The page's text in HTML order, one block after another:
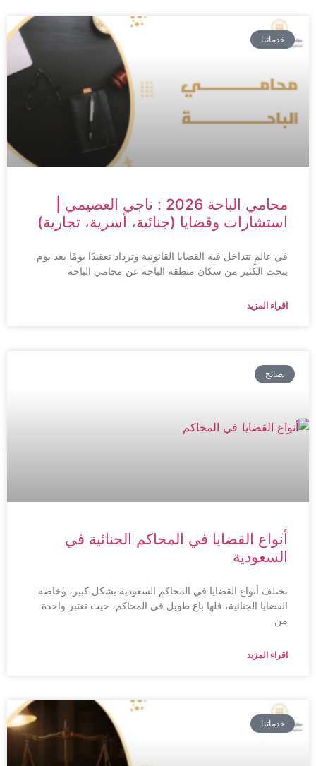
خدماتنا
محامي الباحة 2026 : ناجي العصيمي |
استشارات وقضايا (جنائية، أسرية، تجارية)
في عالمٍ تتداخل فيه القضايا القانونية وتزداد تعقيدًا يومًا بعد يوم،
يبحث الكثير من سكان منطقة الباحة عن محامي الباحة
اقراء المزيد
نصائح
أنواع القضايا في المحاكم الجنائية في
السعودية
تختلف أنواع القضايا في المحاكم السعودية بشكل كبير، وخاصة
القضايا الجنائية، فلها باع طويل في المحاكم، حيث تعتبر واحدة
اقراء المزيد
خدماتنا